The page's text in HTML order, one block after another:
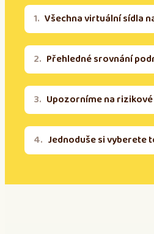
Všechna virtuální sídla
Přehledné srovnání
Upozorníme na
Jednoduše si vyberete